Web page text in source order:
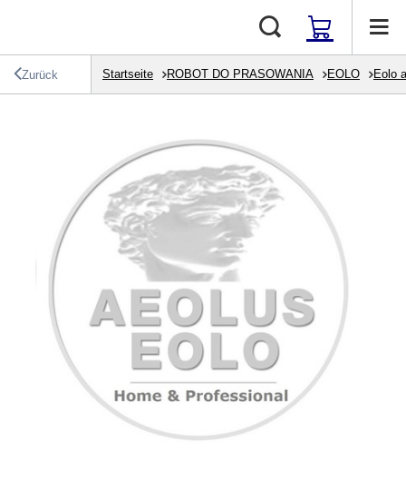
Zurück Startseite ROBOT DO PRASOWANIA EOLO Eolo